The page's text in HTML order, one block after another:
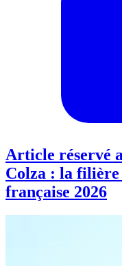
Article réservé
Colza : la filière
française 2026